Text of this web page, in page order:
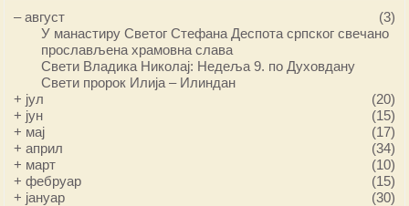
–август
(3)
У манастиру Светог Стефана Деспота српског свечано
прослављена храмовна слава
Свети Владика Николај: Недеља 9. по Духовдану
Свети пророк Илија – Илиндан
+ јул
(20)
+ јун
(15)
+ мај
(17)
+април
(34)
+ март
(10)
+фебруар
(15)
+ јануар (30)